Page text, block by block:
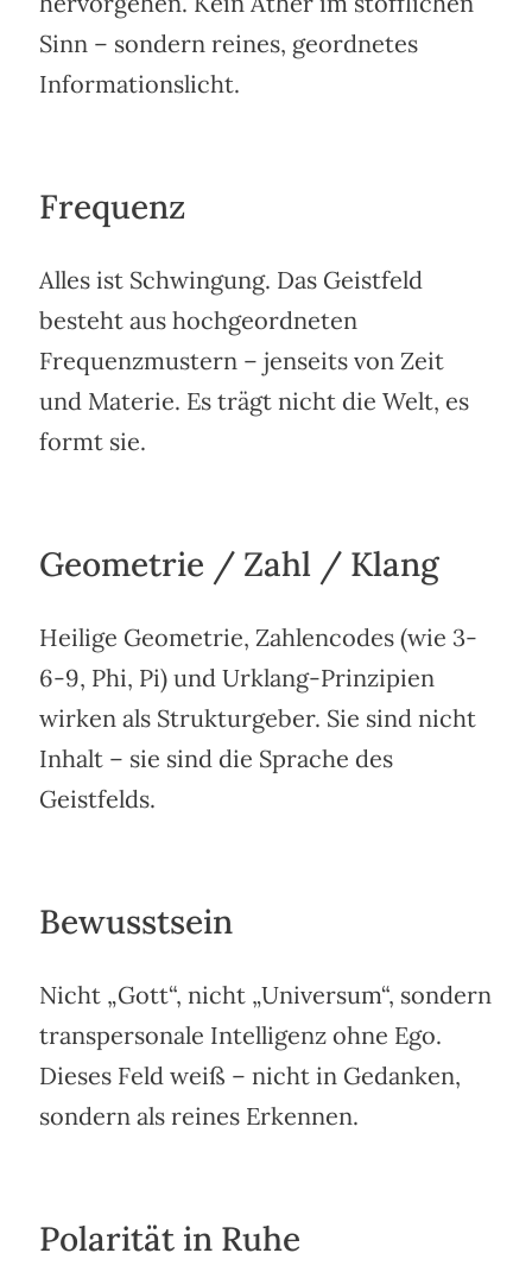
Sinn – sondern reines, geordnetes
Informationslicht.
Frequenz
Alles ist Schwingung. Das Geistfeld
besteht aus hochgeordneten
Frequenzmustern – jenseits von Zeit
und Materie. Es trägt nicht die Welt, es
formt sie.
Geometrie / Zahl / Klang
Heilige Geometrie, Zahlencodes (wie 3-
6-9, Phi, Pi) und Urklang-Prinzipien
wirken als Strukturgeber. Sie sind nicht
Inhalt – sie sind die Sprache des
Geistfelds.
Bewusstsein
Nicht „Gott“, nicht „Universum“, sondern
transpersonale Intelligenz ohne Ego.
Dieses Feld weiß – nicht in Gedanken,
sondern als reines Erkennen.
Polarität in Ruhe